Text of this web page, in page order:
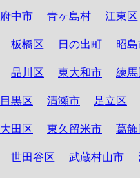
府中市 青ヶ島村 江東区
板橋区 日の出町 昭
品川区 東大和市 練馬
目黒区 清瀬市 足立区
大田区 東久留米市 葛飾
世田谷区 武蔵村山市